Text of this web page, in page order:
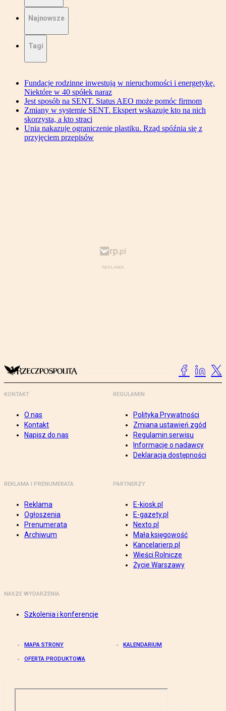
Najnowsze
Tagi
Fundacje rodzinne inwestują w nieruchomości i energetykę.
Niektóre w 40 spółek naraz
Jest sposób na SENT. Status AEO może pomóc firmom
Zmiany w systemie SENT. Ekspert wskazuje kto na nich
skorzysta, a kto straci
Unia nakazuje ograniczenie plastiku. Rząd spóźnia się z
przyjęciem przepisów
KONTAKT
O nas
Kontakt
Napisz do nas
REGULAMIN
Polityka Prywatności
Zmiana ustawień zgód
Regulamin serwisu
Informacje o nadawcy
Deklaracja dostępności
REKLAMA I PRENUMERATA
Reklama
Ogłoszenia
Prenumerata
Archiwum
PARTNERZY
E-kiosk.pl
E-gazety.pl
Nexto.pl
Mała księgowość
Kancelarierp.pl
Wieści Rolnicze
Życie Warszawy
NASZE WYDARZENIA
Szkolenia i konferencje
MAPA STRONY KALENDARIUM
OFERTA PRODUKTOWA